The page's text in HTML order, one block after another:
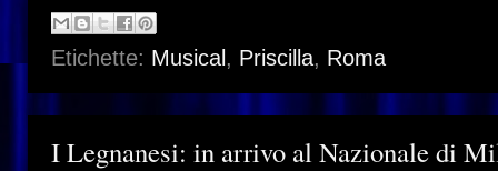
Etichette: Musical, Priscilla, Roma
I Legnanesi: in arrivo al Nazionale di